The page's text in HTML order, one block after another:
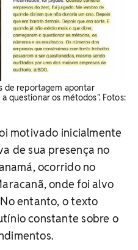
de reportagem apontar
questionar os métodos". Fotos:
motivado inicialmente
de sua presença no
ocorrido no
onde foi alvo
entanto, o texto
constante sobre o